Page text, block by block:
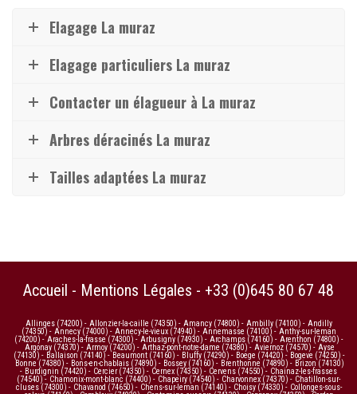
Elagage La muraz
Elagage particuliers La muraz
Contacter un élagueur à La muraz
Arbres déracinés La muraz
Tailles adaptées La muraz
Accueil - Mentions Légales - +33 (0)645 80 67 48
Allinges (74200) - Allonzier-la-caille (74350) - Amancy (74800) - Ambilly (74100) - Andilly
(74350) - Annecy (74000) - Annecy-le-vieux (74940) - Annemasse (74100) -Anthy-sur-leman
(74200) - Araches-la-frasse (74300) - Arbusigny (74930) - Archamps (74160) - Arenthon (74800) -
Argonay (74370) - Armoy (74200) - Arthaz-pont-notre-dame (74380) - Aviernoz (74570) - Ayse
(74130) - Ballaison (74140) -Beaumont (74160) - Bluffy (74290) - Boege (74420) - Bogeve (74250) -
Bonne (74380) - Bons-en-chablais (74890) - Bossey (74160) - Brenthonne (74890) - Brizon (74130)
- Burdignin (74420) - Cercier (74350) - Cernex (74350) - Cervens (74550)- Chainaz-les-frasses
(74540) - Chamonix-mont-blanc (74400) - Chapeiry (74540) - Charvonnex (74370) - Chatillon-sur-
cluses (74300) - Chavanod (74650) - Chens-sur-leman (74140) - Choisy (74330) - Collonges-sous-